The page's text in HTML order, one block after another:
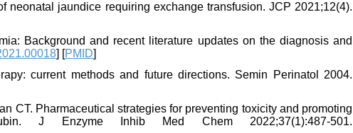
jaundice requiring exchange transfusion. JCP 2021;12(4).
Background and recent literature updates on the diagnosis and
] [PMID]
current methods and future directions. Semin Perinatol 2004.
CT. Pharmaceutical strategies for preventing toxicity and promoting
J Enzyme Inhib Med Chem 2022;37(1):487-501.